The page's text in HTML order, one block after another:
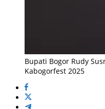
Bupati Bogor Rudy
Kabogorfest 2025